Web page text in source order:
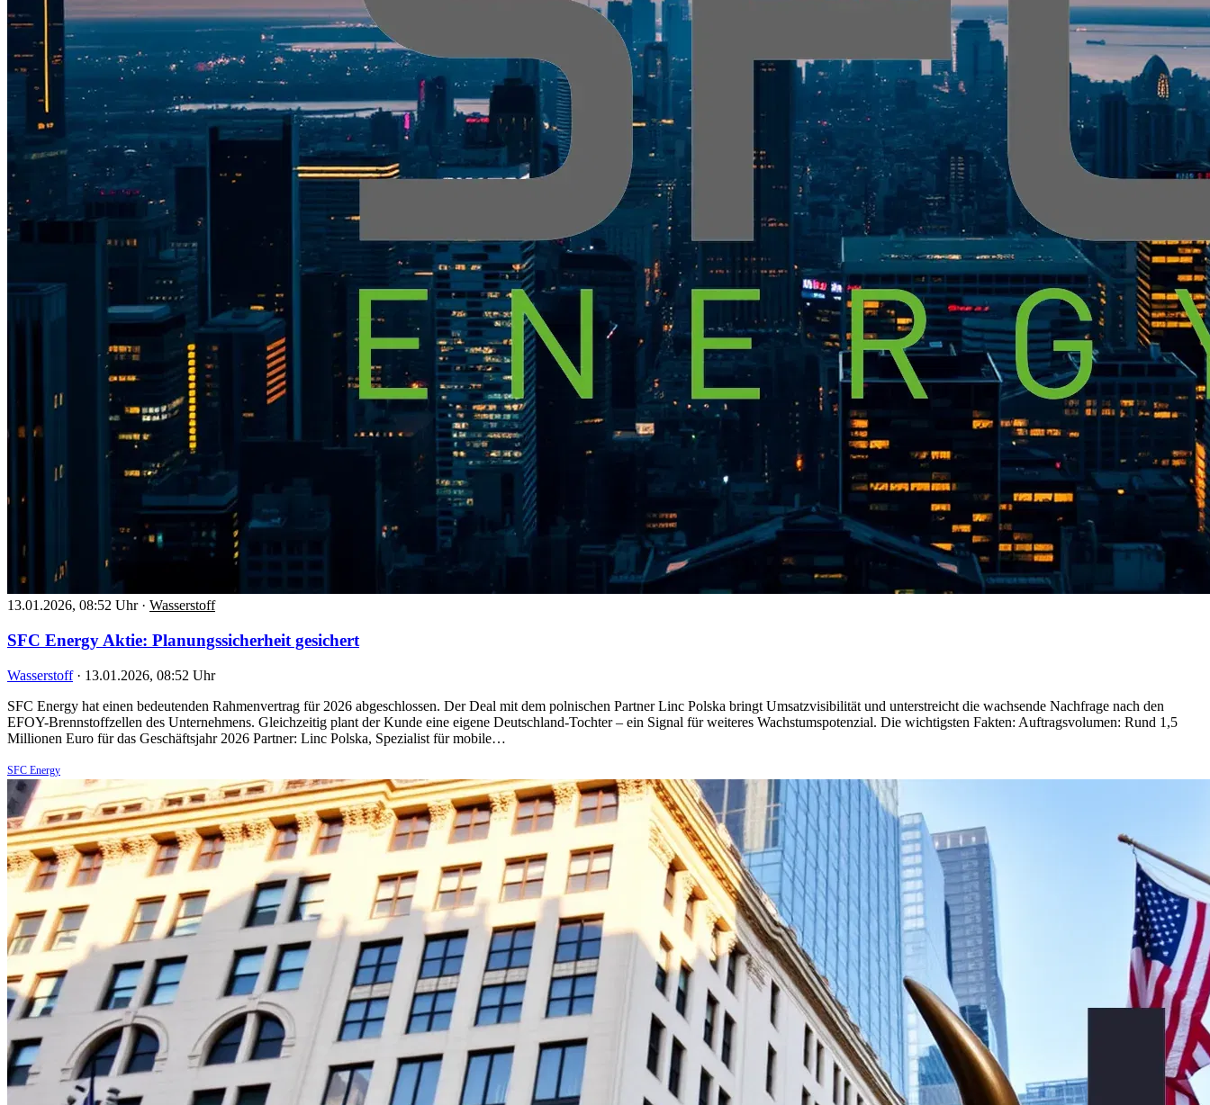
13.01.2026, 08:52 Uhr · Wasserstoff
SFC Energy Aktie: Planungssicherheit gesichert
Wasserstoff · 13.01.2026, 08:52 Uhr
SFC Energy hat einen bedeutenden Rahmenvertrag für 2026 abgeschlossen. Der Deal mit dem polnischen Partner Linc Polska bringt Umsatzvisibilität und unterstreicht die wachsende Nachfrage nach den
EFOY-Brennstoffzellen des Unternehmens. Gleichzeitig plant der Kunde eine eigene Deutschland-Tochter – ein Signal für weiteres Wachstumspotenzial. Die wichtigsten Fakten: Auftragsvolumen: Rund 1,5
Millionen Euro für das Geschäftsjahr 2026 Partner: Linc Polska, Spezialist für mobile…
SFC Energy